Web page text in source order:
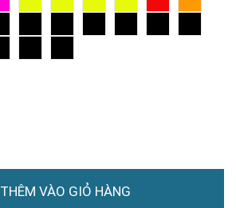
THÊM VÀO GIỎ HÀNG